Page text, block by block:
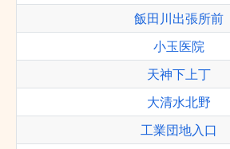
飯田川出張所前
小玉医院
天神下上丁
大清水北野
工業団地入口